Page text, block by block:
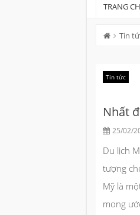
TRANG
Tin
Tin tức
Nhất
25/02/
Du lịch
tượng
Mỹ là
mong